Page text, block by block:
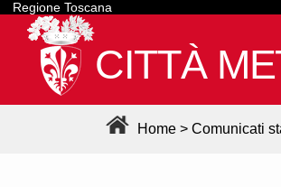
Regione Toscana
CITTÀ
Home > Comunicati